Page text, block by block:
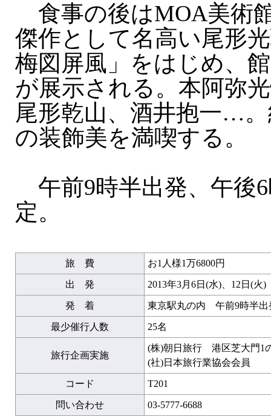
食事の後はMOA美術
傑作として名高い尾形
梅図屏風」をはじめ、
が展示される。本阿弥
尾形乾山、酒井抱一…
の装飾美を満喫する。
午前9時半出発、午後
定。
旅 費 お1人様1万6800円
出 発 2013年3月6日(水)、12日(火)
発 着 東京駅丸の内 午前9時半出
最少催行人数 25名
旅行企画実施
(株)朝日旅行 港区芝大門1
(社)日本旅行業協会会員
コード T201
問い合わせ 03-5777-6688